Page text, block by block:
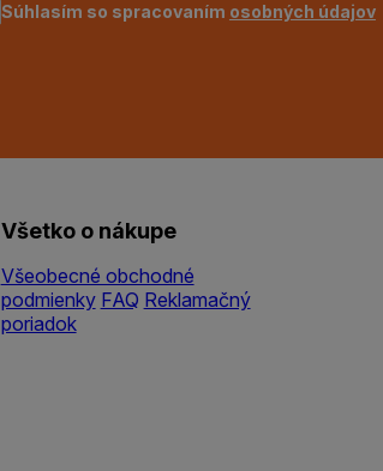
Súhlasím so spracovaním osobných údajov
Všetko o nákupe
Všeobecné obchodné
podmienky FAQ Reklamačný
poriadok